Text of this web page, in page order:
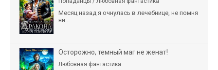
Месяц назад я очнулась в лечебнице, не помня
ни...
Осторожно, темный маг не женат!
Любовная фантастика